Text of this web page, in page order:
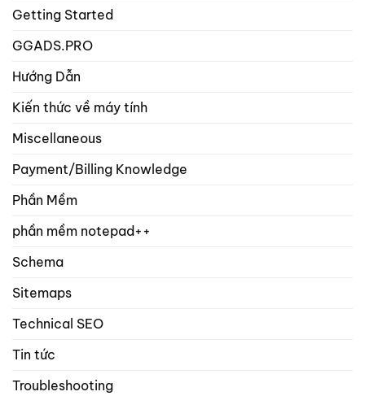
Getting Started
GGADS.PRO
Hướng Dẫn
Kiến thức về máy tính
Miscellaneous
Payment/Billing Knowledge
Phần Mềm
phần mềm notepad++
Schema
Sitemaps
Technical SEO
Tin tức
Troubleshooting